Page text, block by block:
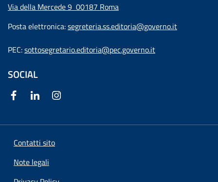
Via della Mercede 9 00187 Roma
Posta elettronica:segreteria.ss.editoria@governo.it
PEC:sottosegretario.editoria@pec.governo.it
SOCIAL
Contatti sito
Note legali